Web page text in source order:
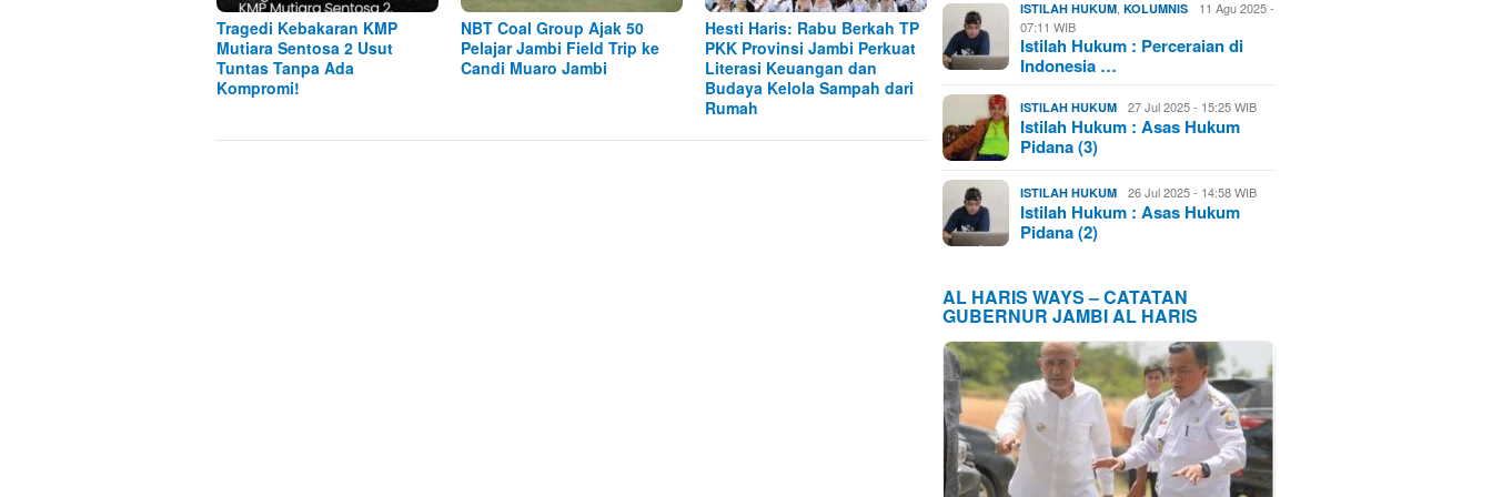
Tragedi Kebakaran KMP
Mutiara Sentosa 2 Usut
Tuntas Tanpa Ada
Kompromi!
NBT Coal Group Ajak 50
Pelajar Jambi Field Trip ke
Candi Muaro Jambi
Hesti Haris: Rabu Berkah TP
PKK Provinsi Jambi Perkuat
Literasi Keuangan dan
Budaya Kelola Sampah dari
Rumah
ISTILAH HUKUM ,KOLUMNIS
11 Agu 2025 -
07:11 WIB
Istilah Hukum : Perceraian di
Indonesia …
ISTILAH HUKUM 27 Jul 2025 - 15:25 WIB
Istilah Hukum : Asas Hukum
Pidana (3)
ISTILAH HUKUM 26 Jul 2025 - 14:58 WIB
Istilah Hukum : Asas Hukum
Pidana (2)
AL HARIS WAYS – CATATAN
GUBERNUR JAMBI AL HARIS